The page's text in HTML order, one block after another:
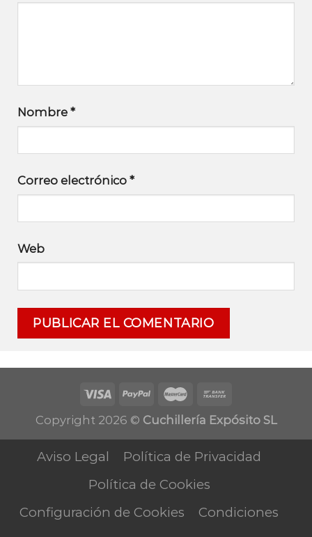
Nombre *
Correo electrónico *
Web
Copyright 2026 © Cuchillería Expósito SL
Aviso Legal
Política de Privacidad
Política de Cookies
Configuración de Cookies
Condiciones